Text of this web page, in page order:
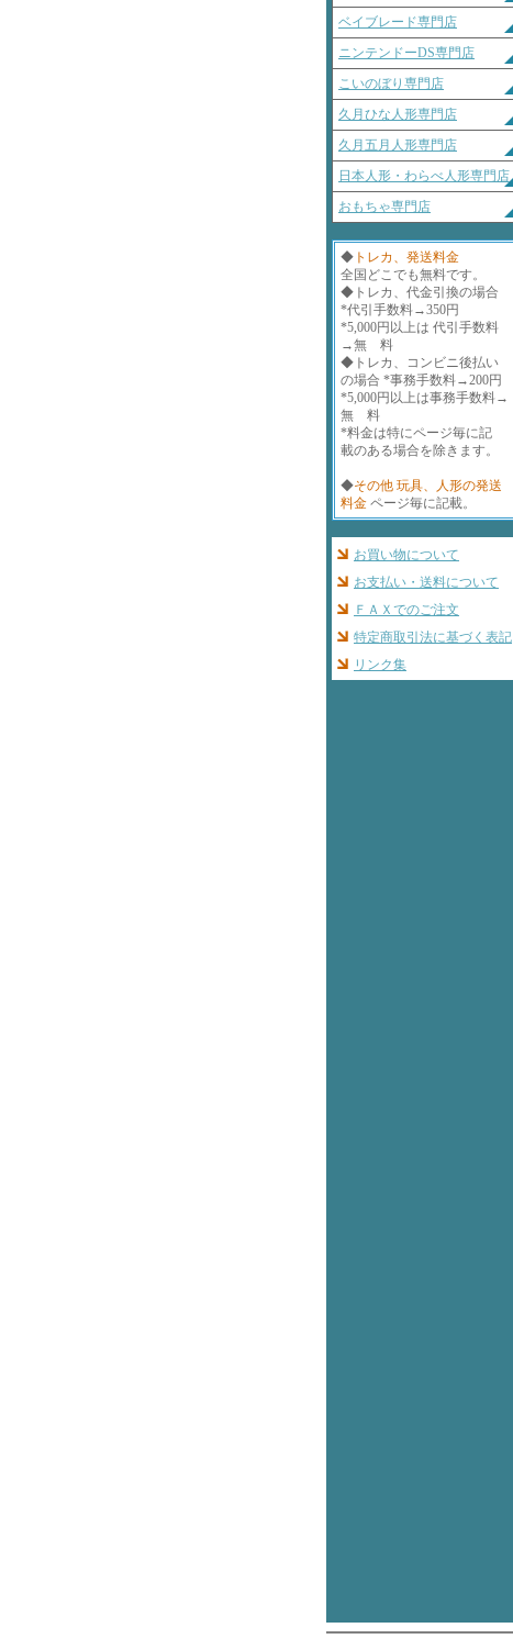
ベイブレード専門店
ニンテンドーDS専門店
こいのぼり専門店
久月ひな人形専門店
久月五月人形専門店
日本人形・わらべ人形専門店
おもちゃ専門店
◆ トレカ、発送料金
全国どこでも無料です。
◆トレカ、代金引換の場合
*代引手数料→350円
*5,000円以上は 代引手数料
→無 料
◆トレカ、コンビニ後払い
の場合 *事務手数料→200円
*5,000円以上は事務手数料→
無 料
*料金は特にページ毎に記
載のある場合を除きます。
◆その他 玩具、人形の発送
料金 ページ毎に記載。
お買い物について
お支払い・送料について
ＦＡＸでのご注文
特定商取引法に基づく表記
リンク集